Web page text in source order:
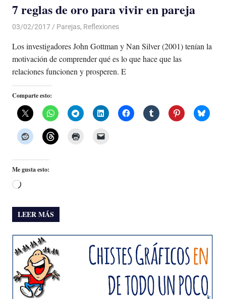
7 reglas de oro para vivir en pareja
03/02/2017 Luis Castellanos
Parejas, Reflexiones
Los investigadores John Gottman y Nan Silver (2001) tenían la
motivación de comprender qué es lo que hace que las
relaciones funcionen y prosperen. E
Comparte esto:
Me gusta esto:
Cargando...
LEER MÁS